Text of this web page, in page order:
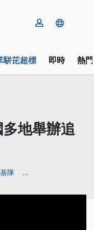
駢芘超標 即時 熱
地舉辦追
隊 ...